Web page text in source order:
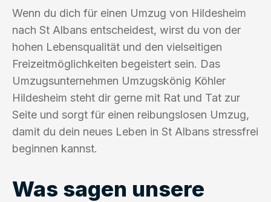
Wenn du dich für einen Umzug von Hildesheim
nach St Albans entscheidest, wirst du von der
hohen Lebensqualität und den vielseitigen
Freizeitmöglichkeiten begeistert sein. Das
Umzugsunternehmen Umzugskönig Köhler
Hildesheim steht dir gerne mit Rat und Tat zur
Seite und sorgt für einen reibungslosen Umzug,
damit du dein neues Leben in St Albans stressfrei
beginnen kannst.
Was sagen unsere